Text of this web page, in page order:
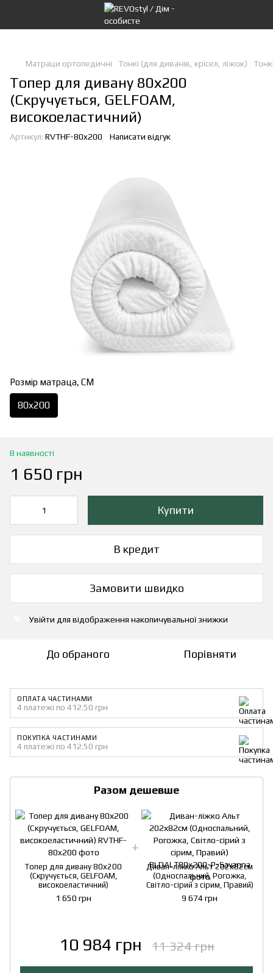
Матраци ортопедичні Тонкі (для диванів, крісел, ліжок)
Топер для дивану 80х200
(Скручується, GELFOAM,
високоеластичний)
Артикул: RVTHF-80x200 Написати відгук
Розмір матраца, СМ
80x200
В наявності
1 650 грн
Купити
В кредит
Замовити швидко
Увійти для відображення накопичувальної знижки
До обраного Порівняти
ОПЛАТА ЧАСТИНАМИ
4 платежі по 412.50 грн
ПОКУПКА ЧАСТИНАМИ
4 платежі по 412.50 грн
Разом дешевше
Топер для дивану 80х200
(Скручується, GELFOAM,
високоеластичний)
1 650 грн
Диван-ліжко Альт 202х82см
(Односпальний, Рогожка,
Світло-сірий з сірим, Правий)
9 674 грн
10 984 грн 11 324 грн